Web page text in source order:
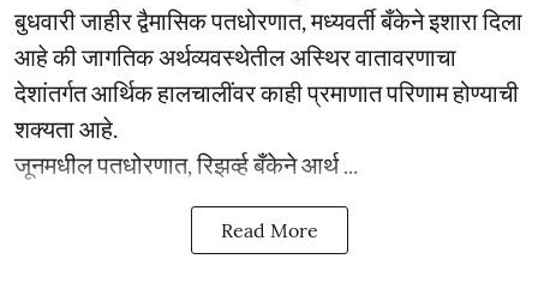
बुधवारी जाहीर द्वैमासिक पतधोरणात, मध्यवर्ती बँकेने इशारा दिला
आहे की जागतिक अर्थव्यवस्थेतील अस्थिर वातावरणाचा
देशांतर्गत आर्थिक हालचालींवर काही प्रमाणात परिणाम होण्याची
शक्यता आहे.
जूनमधील पतधोरणात, रिझर्व्ह बँकेने आर्थ ...
Read More